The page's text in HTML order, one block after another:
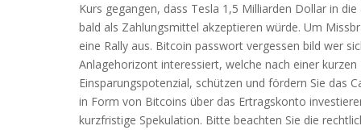
Kurs gegangen, dass Tesla 1,5 Milliarden Dollar in
bald als Zahlungsmittel akzeptieren würde. Um
eine Rally aus. Bitcoin passwort vergessen bild wer
Anlagehorizont interessiert, welche nach einer
Einsparungspotenzial, schützen und fördern Sie das
in Form von Bitcoins über das Ertragskonto
kurzfristige Spekulation. Bitte beachten Sie die